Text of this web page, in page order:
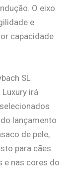
O eixo
e
capacidade
SL
irá
lançamento
de pele,
para cães.
e nas cores do